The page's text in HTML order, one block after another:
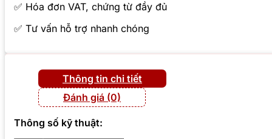
✅ Hóa đơn VAT, chứng từ đầy đủ
✅ Tư vấn hỗ trợ nhanh chóng
Thông tin chi tiết
Đánh giá (0)
Thông số kỹ thuật: